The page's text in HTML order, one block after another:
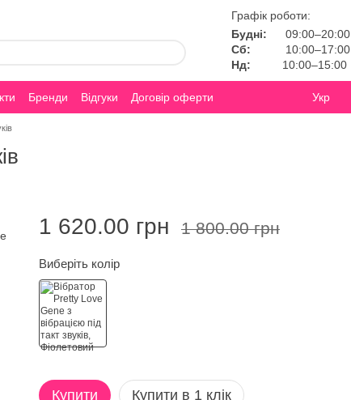
Графік роботи:
Будні:
09:00–20:00
Сб:
10:00–17:00
Нд:
10:00–15:00
Бренди Відгуки
Договір оферти
Укр
1 620.00 грн 1 800.00 грн
Виберіть колір
Купити Купити в 1 клік